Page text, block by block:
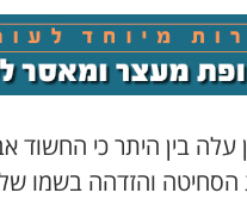
עלה בין היתר כי
והזדהה בשמו